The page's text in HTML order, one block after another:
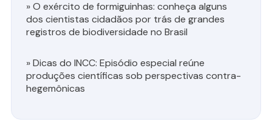
»O exército de formiguinhas: conheça alguns
dos cientistas cidadãos por trás de grandes
registros de biodiversidade no Brasil
»Dicas do INCC: Episódio especial reúne
produções científicas sob perspectivas contra-
hegemônicas